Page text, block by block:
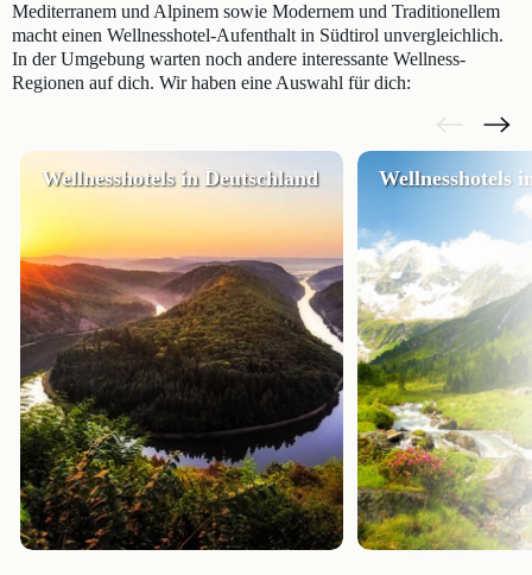
Mediterranem und Alpinem sowie Modernem und Traditionellem
macht einen Wellnesshotel-Aufenthalt in Südtirol unvergleichlich.
In der Umgebung warten noch andere interessante Wellness-
Regionen auf dich. Wir haben eine Auswahl für dich:
Wellnesshotels in Deutschland Wellnesshotels